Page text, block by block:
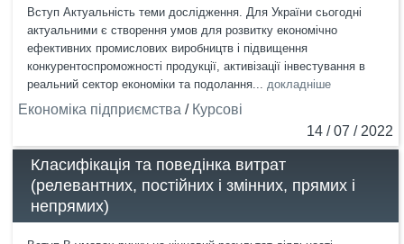
Вступ Актуальність теми дослідження. Для України сьогодні
актуальними є створення умов для розвитку економічно
ефективних промислових виробництв і підвищення
конкурентоспроможності продукції, активізації інвестування в
реальний сектор економіки та подолання... докладніше
Економіка підприємства / Курсові
14 / 07 / 2022
Класифікація та поведінка витрат
(релевантних, постійних і змінних, прямих і
непрямих)